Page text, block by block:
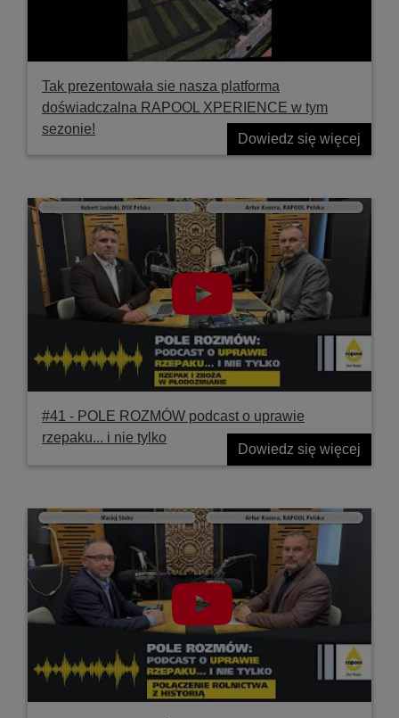
Tak prezentowała sie nasza platforma
doświadczalna RAPOOL XPERIENCE w tym
sezonie!
Dowiedz się więcej
#41 ‐ POLE ROZMÓW podcast o uprawie
rzepaku... i nie tylko
Dowiedz się więcej